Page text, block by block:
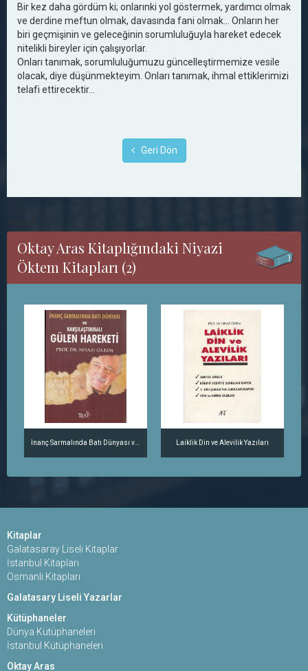
Bir kez daha gördüm ki; onlarınki yol göstermek, yardımcı olmak
ve derdine meftun olmak, davasında fani olmak... Onların her
biri geçmişinin ve geleceğinin sorumluluğuyla hareket edecek
nitelikli bireyler için çalışıyorlar.
Onları tanımak, sorumluluğumuzu güncelleştirmemize vesile
olacak, diye düşünmekteyim. Onları tanımak, ihmal ettiklerimizi
telafi ettirecektir...
Geri Dön
Oktay Aras Kitaplığındaki Niyazi
Öktem Kitapları (2)
Laiklik Din ve Alevilik Yazıları
Kitaplar
Galatasaray Liseli Kitaplar
İstanbul Kitapları
Osmanlı Kitapları
Galatasary Liseli Yazarlar
Kütüphaneler
Dünya Kütüphaneleri
İstanbul Kütüphaneleri
Oktay Aras